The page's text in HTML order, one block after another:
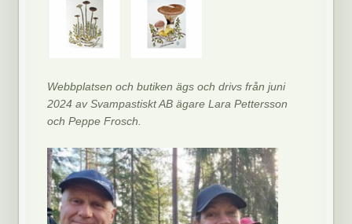
Webbplatsen och butiken ägs och drivs från juni
2024 av Svampastiskt AB ägare Lara Pettersson
och Peppe Frosch.